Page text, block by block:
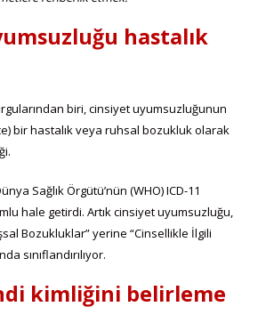
hastalık
biri, cinsiyet uyumsuzluğunun
bir hastalık veya ruhsal bozukluk olarak
Sağlık Örgütü’nün (WHO) ICD-11
hale getirdi. Artık cinsiyet uyumsuzluğu,
Bozukluklar” yerine “Cinsellikle İlgili
sınıflandırılıyor.
kimliğini belirleme